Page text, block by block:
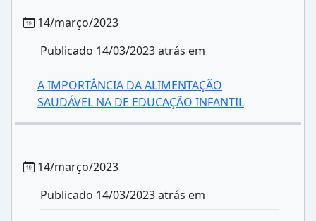
14/março/2023
Publicado 14/03/2023 atrás em
A IMPORTÂNCIA DA ALIMENTAÇÃO
SAUDÁVEL NA DE EDUCAÇÃO INFANTIL
14/março/2023
Publicado 14/03/2023 atrás em